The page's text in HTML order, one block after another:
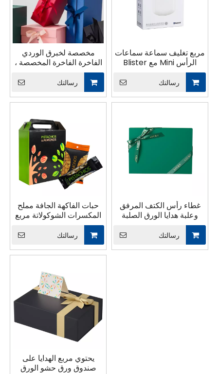
مخصصة لخبرق الوردي
الفاخرة الفاخرة المخصصة ،
شعار مربع الورق الوردي
طباعة مخصصة مع شريط
مقبض التغليف مربع جامد
للأطفال هدية الأطفال
رسالتك
مربع تغليف سماعة سماعات
الرأس Mini مع Blister
رسالتك
حبات الفاكهة الجافة مملح
المكسرات الشوكولاتة مربع
رسالتك
غطاء رأس الكتف المرفق
وعلبة هدايا الورق الصلبة
رسالتك
يحتوي مربع الهدايا على
صندوق ورق حشو الورق